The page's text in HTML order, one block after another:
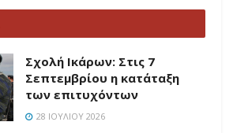
Σχολή Ικάρων: Στις 7
Σεπτεμβρίου η κατάταξη
των επιτυχόντων
28 ΙΟΥΛΊΟΥ 2026